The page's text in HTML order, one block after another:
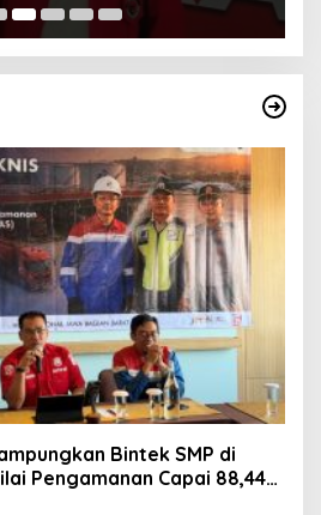
Bintek SMP di
Pengamanan Capai 88,44